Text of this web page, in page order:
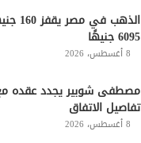
6095 جنيهًا
8 أغسطس، 2026
مصطفى شوبير يجدد عقده
تفاصيل الاتفاق
8 أغسطس، 2026